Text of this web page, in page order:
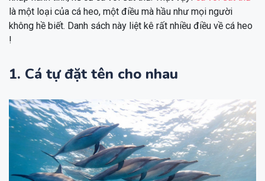
là một loại của cá heo, một điều mà hầu như mọi người
không hề biết. Danh sách này liệt kê rất nhiều điều về cá heo
!
1. Cá tự đặt tên cho nhau